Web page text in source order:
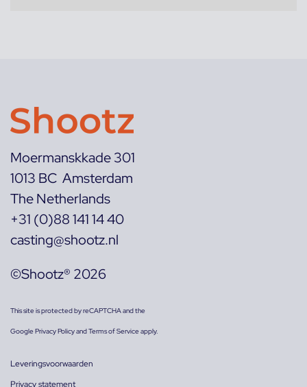
Moermanskkade 301
1013 BC Amsterdam
The Netherlands
+31 (0)88 141 14 40
casting@shootz.nl
©Shootz® 2026
This site is protected by reCAPTCHA and the
GooglePrivacy PolicyandTerms of Serviceapply.
Leveringsvoorwaarden
Privacy statement